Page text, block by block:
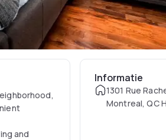
and
Informatie
1301 Rue
Montreal, QC